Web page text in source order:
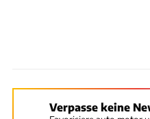
Verpasse keine